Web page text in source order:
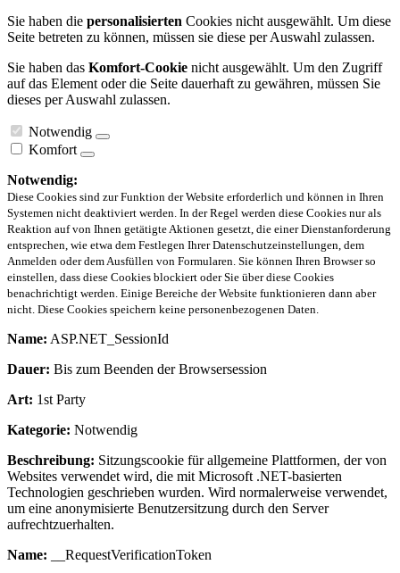
Sie haben die personalisierten Cookies nicht ausgewählt. Um diese
Seite betreten zu können, müssen sie diese per Auswahl zulassen.
Sie haben das Komfort-Cookie nicht ausgewählt. Um den Zugriff
auf das Element oder die Seite dauerhaft zu gewähren, müssen Sie
dieses per Auswahl zulassen.
Notwendig
Komfort
Notwendig:
Diese Cookies sind zur Funktion der Website erforderlich und können in Ihren
Systemen nicht deaktiviert werden. In der Regel werden diese Cookies nur als
Reaktion auf von Ihnen getätigte Aktionen gesetzt, die einer Dienstanforderung
entsprechen, wie etwa dem Festlegen Ihrer Datenschutzeinstellungen, dem
Anmelden oder dem Ausfüllen von Formularen. Sie können Ihren Browser so
einstellen, dass diese Cookies blockiert oder Sie über diese Cookies
benachrichtigt werden. Einige Bereiche der Website funktionieren dann aber
nicht. Diese Cookies speichern keine personenbezogenen Daten.
Name: ASP.NET_SessionId
Dauer: Bis zum Beenden der Browsersession
Art: 1st Party
Kategorie: Notwendig
Beschreibung: Sitzungscookie für allgemeine Plattformen, der von
Websites verwendet wird, die mit Microsoft .NET-basierten
Technologien geschrieben wurden. Wird normalerweise verwendet,
um eine anonymisierte Benutzersitzung durch den Server
aufrechtzuerhalten.
Name: __RequestVerificationToken